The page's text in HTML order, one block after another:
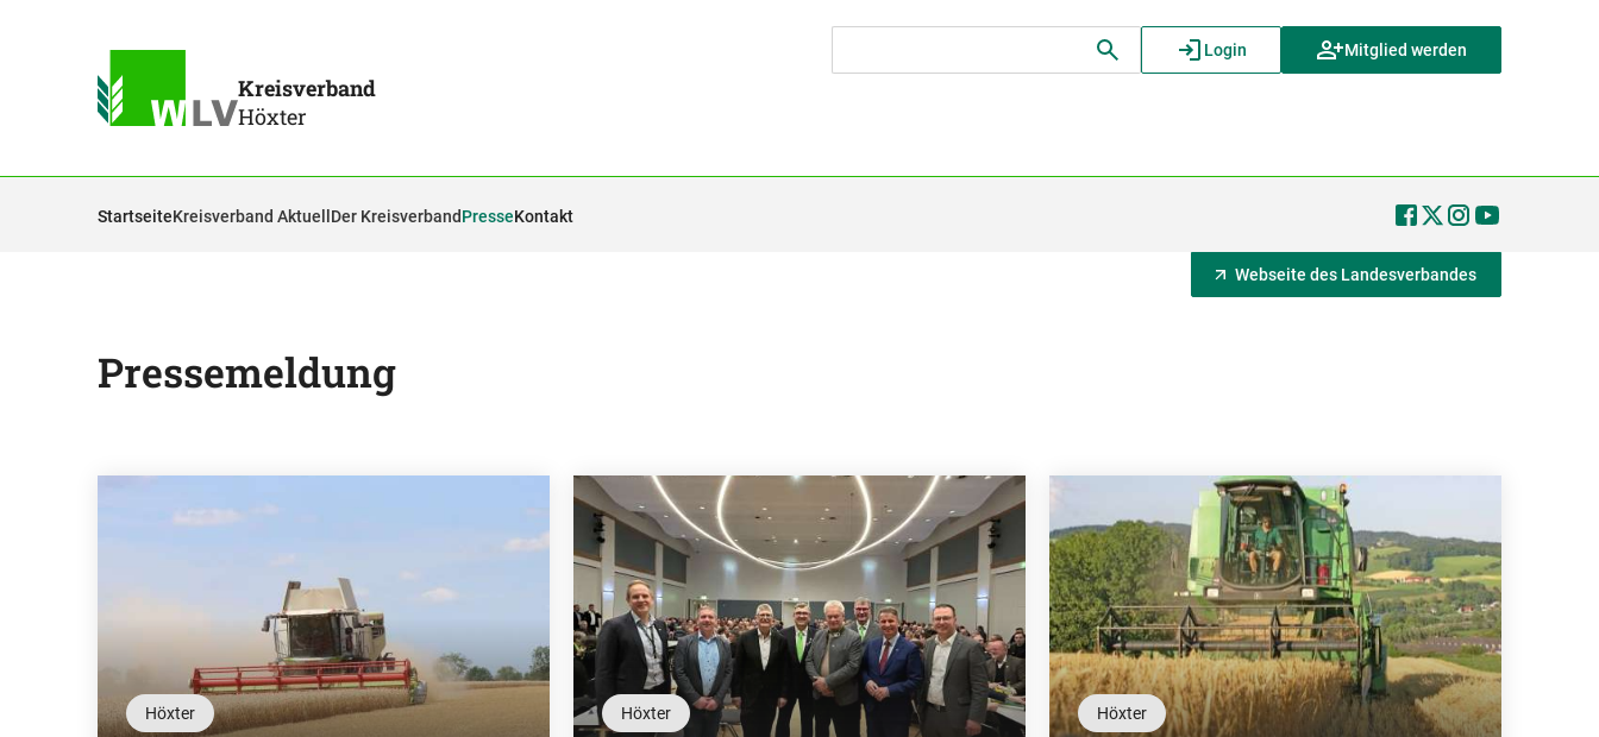
Kreisverband
Höxter
Login Mitglied werden
StartseiteKreisverband Aktuell Der KreisverbandPresseKontakt
Webseite des Landesverbandes
Pressemeldung
Höxter Höxter Höxter